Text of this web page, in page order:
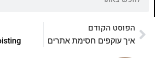
הפוסט הקודם
איך עוקפים חסימת אתרים